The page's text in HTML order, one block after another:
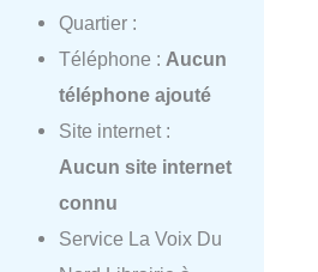
Quartier :
Téléphone : Aucun
téléphone ajouté
Site internet :
Aucun site internet
connu
Service La Voix Du